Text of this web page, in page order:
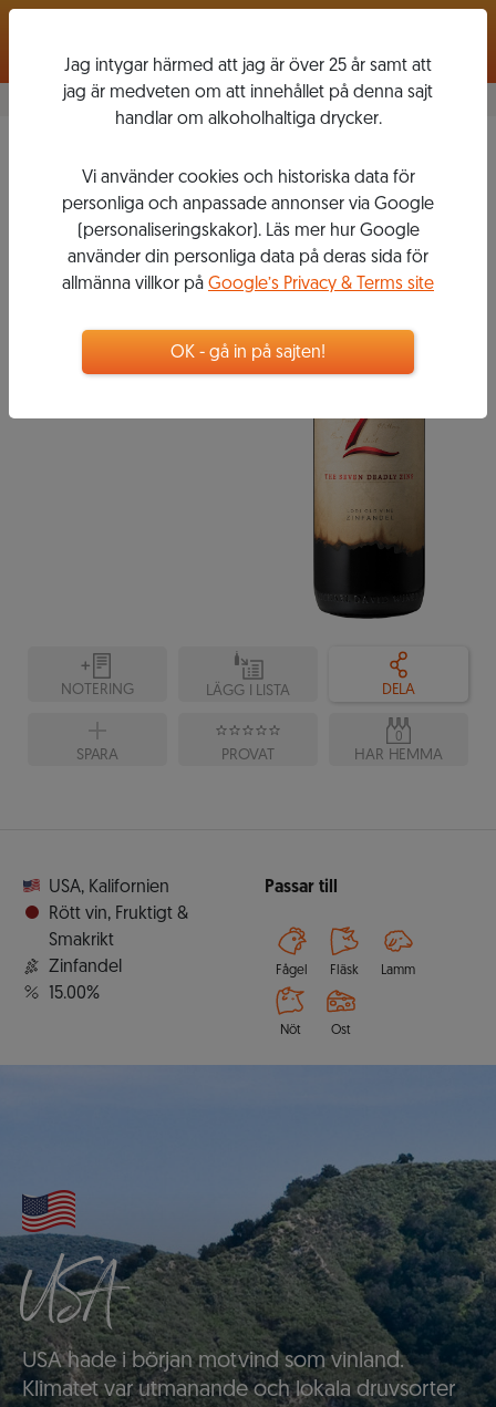
7 DEADLY
ZINS
kr
Flaska, 750 ml
NOTERING LÄGG I LISTA DELA
SPARA PROVAT
0
HAR HEMMA
USA, Kalifornien
Rött vin, Fruktigt &
Smakrikt
Zinfandel
15.00%
Passar till
Fågel Fläsk Lamm
Nöt Ost
USA
USA hade i början motvind som vinland.
Klimatet var utmanande och lokala druvsorter
Jag intygar härmed att jag är över 25 år samt att
jag är medveten om att innehållet på denna sajt
handlar om alkoholhaltiga drycker.
Vi använder cookies och historiska data för
personliga och anpassade annonser via Google
(personaliseringskakor). Läs mer hur Google
använder din personliga data på deras sida för
allmänna villkor på Google’s Privacy & Terms site
OK - gå in på sajten!